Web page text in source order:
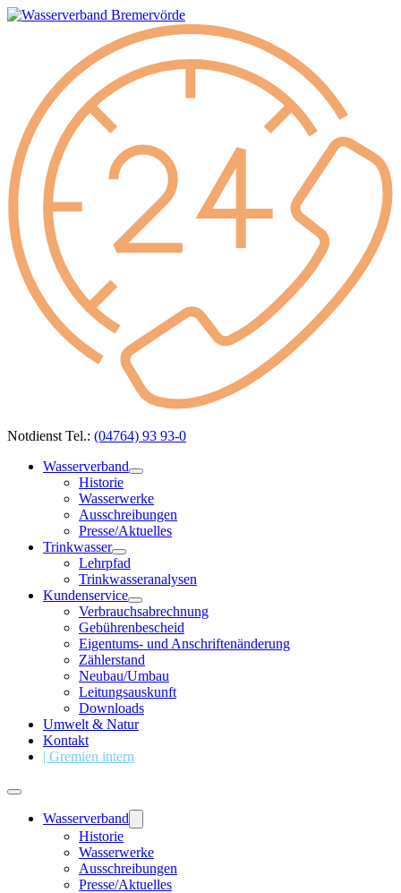
Notdienst Tel.: (04764) 93 93-0
Wasserverband
Historie
Wasserwerke
Ausschreibungen
Presse/Aktuelles
Trinkwasser
Lehrpfad
Trinkwasseranalysen
Kundenservice
Verbrauchsabrechnung
Gebührenbescheid
Eigentums- und Anschriftenänderung
Zählerstand
Neubau/Umbau
Leitungsauskunft
Downloads
Umwelt & Natur
Kontakt
| Gremien intern
Wasserverband
Historie
Wasserwerke
Ausschreibungen
Presse/Aktuelles